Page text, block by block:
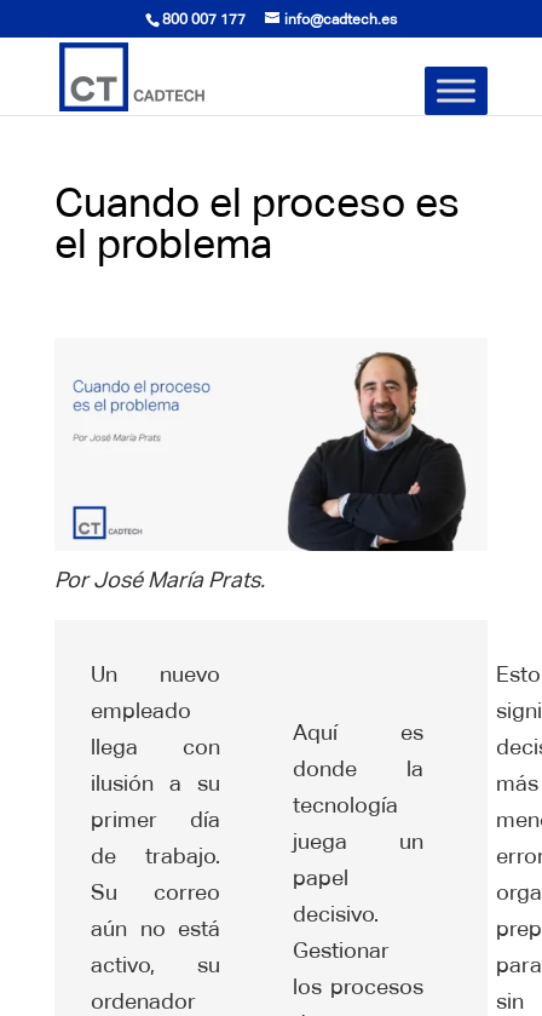
800 007 177 info@cadtech.es
Cuando el proceso es
el problema
Por José María Prats.
Un nuevo
empleado
llega con
ilusión a su
primer día
de trabajo.
Su correo
aún no está
activo, su
ordenador
Aquí es
donde la
tecnología
juega un
papel
decisivo.
Gestionar
los procesos
Esto
sin